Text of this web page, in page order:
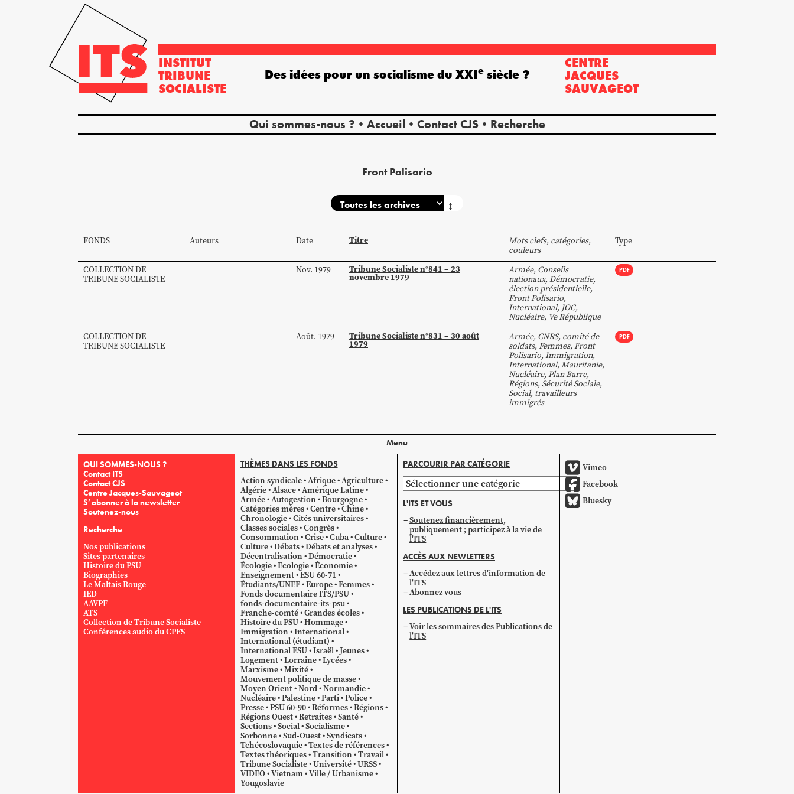
INSTITUT
TRIBUNE
SOCIALISTE
CENTRE
JACQUES
SAUVAGEOT
Qui sommes-nous ? Accueil Contact CJS Recherche
Des idées pour un socialisme du XXIe siècle ?
Front Polisario
↕
FONDS Auteurs Date Titre
Mots clefs, catégories,
couleurs
Type
COLLECTION DE
TRIBUNE SOCIALISTE
Nov. 1979 Tribune Socialiste n°841 – 23
novembre 1979
Armée, Conseils
nationaux, Démocratie,
élection présidentielle,
Front Polisario,
International, JOC,
Nucléaire, Ve République
PDF
COLLECTION DE
TRIBUNE SOCIALISTE
Août. 1979 Tribune Socialiste n°831 – 30 août
1979
Armée, CNRS, comité de
soldats, Femmes, Front
Polisario, Immigration,
International, Mauritanie,
Nucléaire, Plan Barre,
Régions, Sécurité Sociale,
Social, travailleurs
immigrés
PDF
Menu
QUI SOMMES-NOUS ?
Contact ITS
Contact CJS
Centre Jacques-Sauvageot
S’abonner à la newsletter
Soutenez-nous
Recherche
Nos publications
Sites partenaires
Histoire du PSU
Biographies
Le Maltais Rouge
IED
AAVPF
ATS
Collection de Tribune Socialiste
Conférences audio du CPFS
THÈMES DANS LES FONDS
Action syndicale Afrique Agriculture
Algérie Alsace Amérique Latine
Armée Autogestion Bourgogne
Catégories mères Centre Chine
Chronologie Cités universitaires
Classes sociales Congrès
Consommation Crise Cuba Culture
Culture Débats Débats et analyses
Décentralisation Démocratie
Écologie Ecologie Économie
Enseignement ESU 60-71
Étudiants/UNEF Europe Femmes
Fonds documentaire ITS/PSU
fonds-documentaire-its-psu
Franche-comté Grandes écoles
Histoire du PSU Hommage
Immigration International
International (étudiant)
International ESU Israël Jeunes
Logement Lorraine Lycées
Marxisme Mixité
Mouvement politique de masse
Moyen Orient Nord Normandie
Nucléaire Palestine Parti Police
Presse PSU 60-90 Réformes Régions
Régions Ouest Retraites Santé
Sections Social Socialisme
Sorbonne Sud-Ouest Syndicats
Tchécoslovaquie Textes de références
Textes théoriques Transition Travail
Tribune Socialiste Université URSS
VIDEO Vietnam Ville / Urbanisme
Yougoslavie
PARCOURIR PAR CATÉGORIE
Parcourir
par
catégorie
L'ITS ET VOUS
Soutenez financièrement,
publiquement ; participez à la vie de
l'ITS
ACCÈS AUX NEWLETTERS
Accédez aux lettres d'information de
l'ITS
Abonnez vous
LES PUBLICATIONS DE L'ITS
Voir les sommaires des Publications de
l'ITS
Vimeo
Facebook
Bluesky